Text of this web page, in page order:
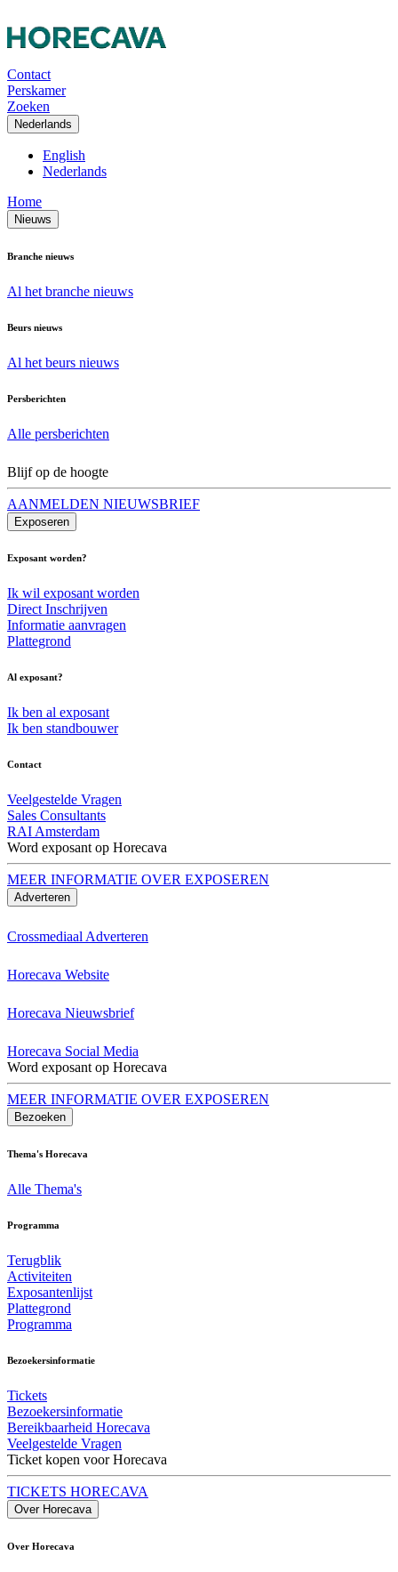
Contact
Perskamer
Zoeken
Nederlands
English
Nederlands
Home
Nieuws
Branche nieuws
Al het branche nieuws
Beurs nieuws
Al het beurs nieuws
Persberichten
Alle persberichten
Blijf op de hoogte
AANMELDEN NIEUWSBRIEF
Exposeren
Exposant worden?
Ik wil exposant worden
Direct Inschrijven
Informatie aanvragen
Plattegrond
Al exposant?
Ik ben al exposant
Ik ben standbouwer
Contact
Veelgestelde Vragen
Sales Consultants
RAI Amsterdam
Word exposant op Horecava
MEER INFORMATIE OVER EXPOSEREN
Adverteren
Crossmediaal Adverteren
Horecava Website
Horecava Nieuwsbrief
Horecava Social Media
Word exposant op Horecava
MEER INFORMATIE OVER EXPOSEREN
Bezoeken
Thema's Horecava
Alle Thema's
Programma
Terugblik
Activiteiten
Exposantenlijst
Plattegrond
Programma
Bezoekersinformatie
Tickets
Bezoekersinformatie
Bereikbaarheid Horecava
Veelgestelde Vragen
Ticket kopen voor Horecava
TICKETS HORECAVA
Over Horecava
Over Horecava